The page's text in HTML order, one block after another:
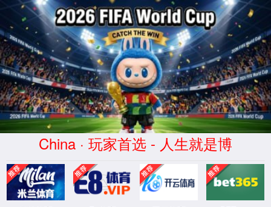
www.必发集团.com-官方网站
教学科研
教学管理
当前位置： 首页 -> 教学科研 -> 教学管理 -> 正文
关于启动线上教学的通知
作者： 阅读次数： 123 日期：2022-09-01